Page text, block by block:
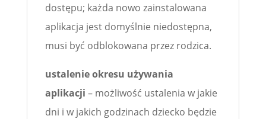
dostępu; każda nowo zainstalowana
aplikacja jest domyślnie niedostępna,
musi być odblokowana przez rodzica.
ustalenie okresu używania
aplikacji – możliwość ustalenia w jakie
dni i w jakich godzinach dziecko będzie